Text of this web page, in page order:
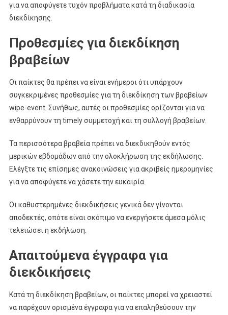
για να αποφύγετε τυχόν προβλήματα κατά τη διαδικασία
διεκδίκησης.
Προθεσμίες για διεκδίκηση
βραβείων
Οι παίκτες θα πρέπει να είναι ενήμεροι ότι υπάρχουν
συγκεκριμένες προθεσμίες για τη διεκδίκηση των βραβείων
wipe-event. Συνήθως, αυτές οι προθεσμίες ορίζονται για να
ενθαρρύνουν τη timely συμμετοχή και τη συλλογή βραβείων.
Τα περισσότερα βραβεία πρέπει να διεκδικηθούν εντός
μερικών εβδομάδων από την ολοκλήρωση της εκδήλωσης.
Ελέγξτε τις επίσημες ανακοινώσεις για ακριβείς ημερομηνίες
για να αποφύγετε να χάσετε την ευκαιρία.
Οι καθυστερημένες διεκδικήσεις γενικά δεν γίνονται
αποδεκτές, οπότε είναι σκόπιμο να ενεργήσετε άμεσα μόλις
τελειώσει η εκδήλωση.
Απαιτούμενα έγγραφα για
διεκδικήσεις
Κατά τη διεκδίκηση βραβείων, οι παίκτες μπορεί να χρειαστεί
να παρέχουν ορισμένα έγγραφα για να επαληθεύσουν την